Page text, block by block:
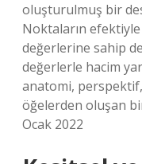
oluşturulmuş bir
Noktaların
değerlerine sahip
değerlerle hacim
anatomi,
öğelerden oluşan
Ocak 2022